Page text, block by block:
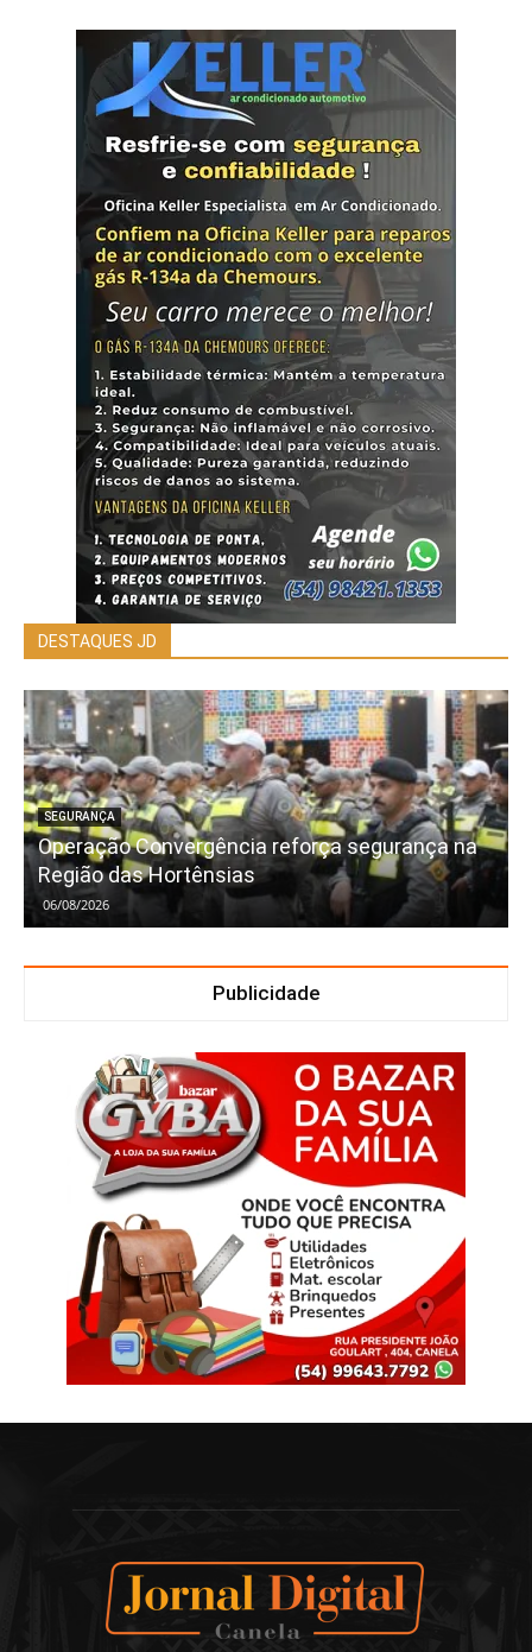
DESTAQUES JD
SEGURANÇA
Operação Convergência reforça segurança na
Região das Hortênsias
06/08/2026
Publicidade